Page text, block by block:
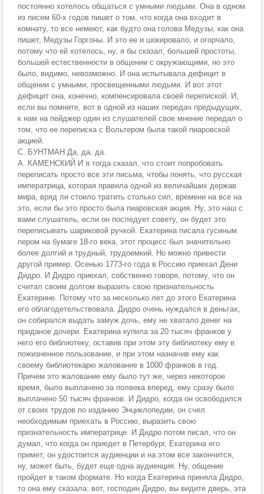
постоянно хотелось общаться с умными людьми. Она в одном
из писем 60-х годов пишет о том, что когда она входит в
комнату, то все немеют, как будто она голова Медузы, как она
пишет, Медузы Горгоны. И это ее и шокировало, и огорчало,
потому что ей хотелось, ну, я бы сказал, большей простоты,
большей естественности в общении с окружающими, но это
было, видимо, невозможно. И она испытывала дефицит в
общении с умными, просвещенными людьми. И вот этот
дефицит она, конечно, компенсировала своей перепиской. И,
если вы помните, вот в одной из наших передач предыдущих,
к нам на пейджер один из слушателей свое мнение передал о
том, что ее переписка с Вольтером была такой пиаровской
акцией.
С. БУНТМАН Да, да, да.
А. КАМЕНСКИЙ И я тогда сказал, что стоит попробовать
переписать просто все эти письма, чтобы понять, что русская
императрица, которая правила одной из величайших держав
мира, вряд ли стоило тратить столько сил, времени на все на
это, если бы это просто была пиаровская акция. Ну, это наш с
вами слушатель, если он последует совету, он будет это
переписывать шариковой ручкой. Екатерина писала гусиным
пером на бумаге 18-го века, этот процесс был значительно
более долгий и трудный, трудоемкий. Но можно привести
другой пример. Осенью 1773-го года в Россию приехал Дени
Дидро. И Дидро приехал, собственно говоря, потому, что он
считал своим долгом выразить свою признательность
Екатерине. Потому что за несколько лет до этого Екатерина
его облагодетельствовала. Дидро очень нуждался в деньгах,
он собирался выдать замуж дочь, ему не хватало денег на
приданое дочери. Екатерина купила за 20 тысяч франков у
него его библиотеку, оставив при этом эту библиотеку ему в
пожизненное пользование, и при этом назначив ему как
своему библиотекарю жалование в 1000 франков в год.
Причем это жалование ему было тут же, через некоторое
время, было выплачено за полвека вперед, ему сразу было
выплачено 50 тысяч франков. И Дидро, когда он освободился
от своих трудов по изданию Энциклопедии, он счел
необходимым приехать в Россию, выразить свою
признательность императрице. И Дидро потом писал, что он
думал, что когда он приедет в Петербург, Екатерина его
примет, он удостоится аудиенции и на этом все закончится,
ну, может быть, будет еще одна аудиенция. Ну, общение
пройдет в таком формате. Но когда Екатерина приняла Дидро,
то она ему сказала: вот, господин Дидро, вы видите дверь, эта